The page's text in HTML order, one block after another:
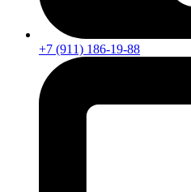
+7 (911) 186-19-88